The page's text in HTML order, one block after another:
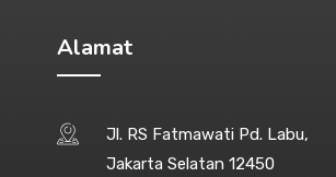
Alamat
Jl. RS Fatmawati Pd. Labu,
Jakarta Selatan 12450